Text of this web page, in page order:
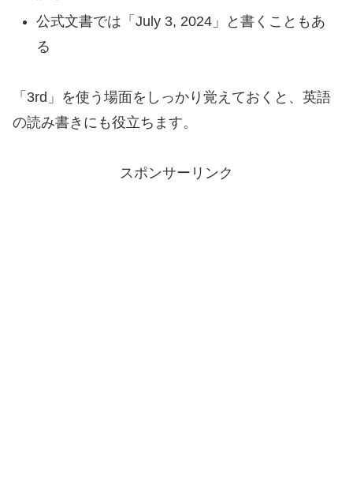
公式文書では「July 3, 2024」と書くこともあ
る
「3rd」を使う場面をしっかり覚えておくと、英語
の読み書きにも役立ちます。
スポンサーリンク